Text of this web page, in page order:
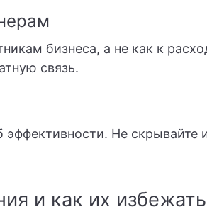
бизнеса, а не как к
связь.
Не скрывайте
и как их избежать